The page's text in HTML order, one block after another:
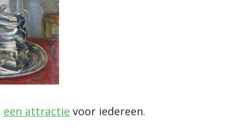
een attractie voor iedereen.